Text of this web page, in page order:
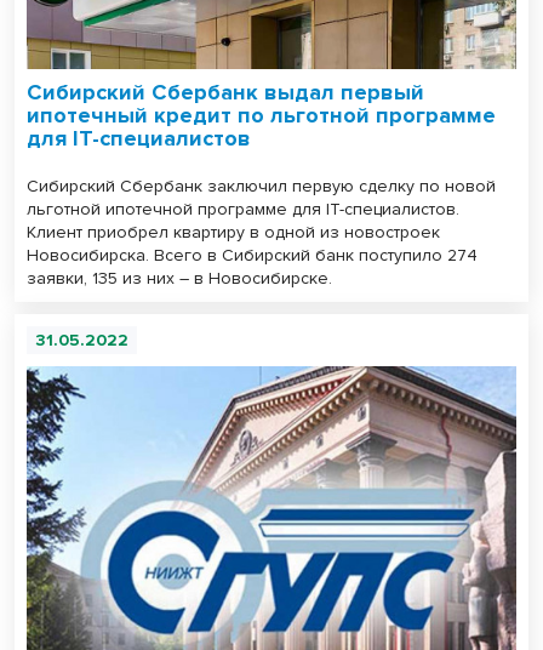
Сибирский Сбербанк выдал первый
ипотечный кредит по льготной программе
для IT-специалистов
Сибирский Сбербанк заключил первую сделку по новой
льготной ипотечной программе для IT-специалистов.
Клиент приобрел квартиру в одной из новостроек
Новосибирска. Всего в Сибирский банк поступило 274
заявки, 135 из них – в Новосибирске.
31.05.2022